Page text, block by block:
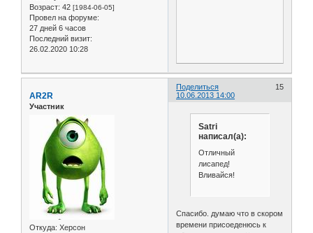
Возраст: 42 [1984-06-05]
Провел на форуме:
27 дней 6 часов
Последний визит:
26.02.2020 10:28
Поделиться
15
10.06.2013 14:00
AR2R
Участник
Откуда: Херсон
Satri
написал(а):
Отличный
лисапед!
Вливайся!
Спасибо. думаю что в скором
времени присоеденюсь к